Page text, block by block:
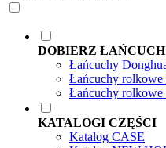
DOBIERZ ŁAŃCUCH
Łańcuchy
Łańcuchy
Łańcuchy
KATALOGI CZĘŚCI
Katalog CASE